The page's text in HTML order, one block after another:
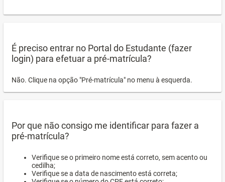
É preciso entrar no Portal do Estudante (fazer
login) para efetuar a pré-matrícula?
Não. Clique na opção "Pré-matrícula" no menu à esquerda.
Por que não consigo me identificar para fazer a
pré-matrícula?
Verifique se o primeiro nome está correto, sem acento ou
cedilha;
Verifique se a data de nascimento está correta;